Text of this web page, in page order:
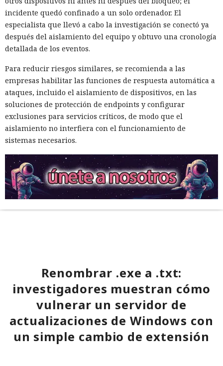
incidente quedó confinado a un solo ordenador. El
especialista que llevó a cabo la investigación se conectó ya
después del aislamiento del equipo y obtuvo una cronología
detallada de los eventos.
Para reducir riesgos similares, se recomienda a las
empresas habilitar las funciones de respuesta automática a
ataques, incluido el aislamiento de dispositivos, en las
soluciones de protección de endpoints y configurar
exclusiones para servicios críticos, de modo que el
aislamiento no interfiera con el funcionamiento de
sistemas necesarios.
Renombrar .exe a .txt:
investigadores muestran cómo
vulnerar un servidor de
actualizaciones de Windows con
un simple cambio de extensión